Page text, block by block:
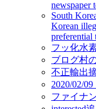
newspaper
South
Korean
preferential
フッ化水
ブログ村
不正輸出
2020/02/
ファイナ